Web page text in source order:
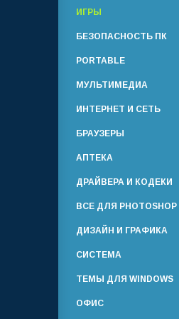
ИГРЫ
БЕЗОПАСНОСТЬ ПК
PORTABLE
МУЛЬТИМЕДИА
ИНТЕРНЕТ И СЕТЬ
БРАУЗЕРЫ
АПТЕКА
ДРАЙВЕРА И КОДЕКИ
ВСЕ ДЛЯ PHOTOSHOP
ДИЗАЙН И ГРАФИКА
СИСТЕМА
ТЕМЫ ДЛЯ WINDOWS
ОФИС